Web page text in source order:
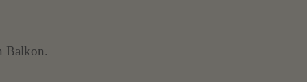
Balkon.